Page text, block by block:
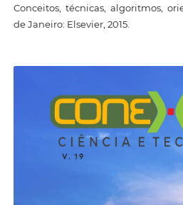
Conceitos, técnicas, algoritmos,
de Janeiro: Elsevier, 2015.